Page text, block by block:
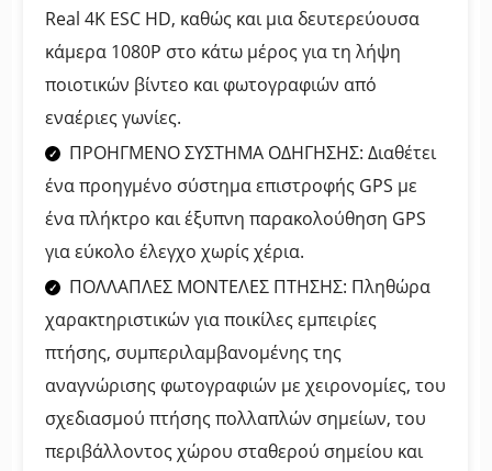
Real 4K ESC HD, καθώς και μια δευτερεύουσα
κάμερα 1080P στο κάτω μέρος για τη λήψη
ποιοτικών βίντεο και φωτογραφιών από
εναέριες γωνίες.
ΠΡΟΗΓΜΕΝΟ ΣΥΣΤΗΜΑ ΟΔΗΓΗΣΗΣ: Διαθέτει
ένα προηγμένο σύστημα επιστροφής GPS με
ένα πλήκτρο και έξυπνη παρακολούθηση GPS
για εύκολο έλεγχο χωρίς χέρια.
ΠΟΛΛΑΠΛΕΣ ΜΟΝΤΕΛΕΣ ΠΤΗΣΗΣ: Πληθώρα
χαρακτηριστικών για ποικίλες εμπειρίες
πτήσης, συμπεριλαμβανομένης της
αναγνώρισης φωτογραφιών με χειρονομίες, του
σχεδιασμού πτήσης πολλαπλών σημείων, του
περιβάλλοντος χώρου σταθερού σημείου και